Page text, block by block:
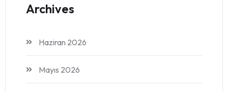
Archives
Haziran 2026
Mayıs 2026